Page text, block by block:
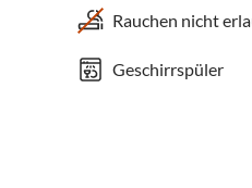
Rauchen nicht
Geschirrspüler